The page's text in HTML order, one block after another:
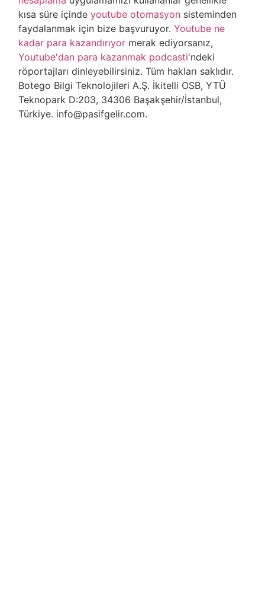
kısa süre içindeyoutube otomasyon sisteminden
faydalanmak için bize başvuruyor.Youtube ne
kadar para kazandırıyor merak ediyorsanız,
Youtube'dan para kazanmak podcasti'ndeki
röportajları dinleyebilirsiniz. Tüm hakları saklıdır.
Botego Bilgi Teknolojileri A.Ş. İkitelli OSB, YTÜ
Teknopark D:203, 34306 Başakşehir/İstanbul,
Türkiye. info@pasifgelir.com.